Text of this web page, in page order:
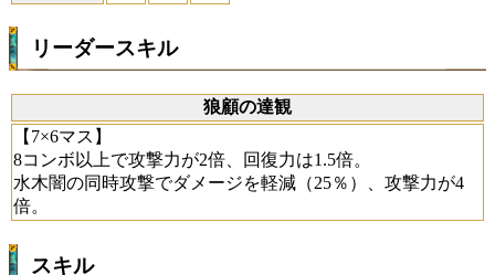
リーダースキル
狼顧の達観
【7×6マス】
8コンボ以上で攻撃力が2倍、回復力は1.5倍。
水木闇の同時攻撃でダメージを軽減（25％）、攻撃力が4
倍。
スキル